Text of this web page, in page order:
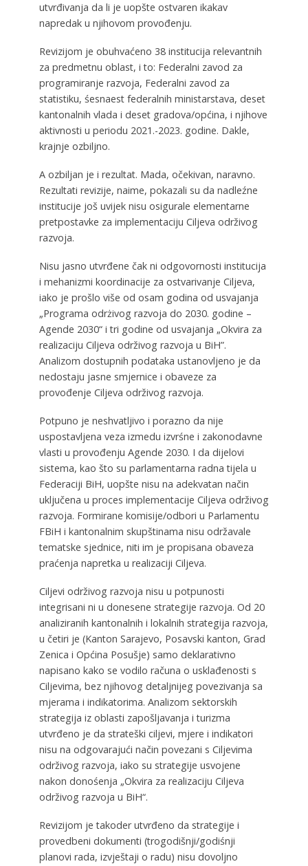
utvrđivanja da li je uopšte ostvaren ikakav
napredak u njihovom provođenju.
Revizijom je obuhvaćeno 38 institucija relevantnih
za predmetnu oblast, i to: Federalni zavod za
programiranje razvoja, Federalni zavod za
statistiku, śesnaest federalnih ministarstava, deset
kantonalnih vlada i deset gradova/općina, i njihove
aktivnosti u periodu 2021.-2023. godine. Dakle,
krajnje ozbiljno.
A ozbiljan je i rezultat. Mada, očekivan, naravno.
Rezultati revizije, naime, pokazali su da nadleźne
institucije još uvijek nisu osigurale elementarne
pretpostavke za implementaciju Ciljeva održivog
razvoja.
Nisu jasno utvrđene čak ni odgovornosti institucija
i mehanizmi koordinacije za ostvarivanje Ciljeva,
iako je prošlo više od osam godina od usvajanja
„Programa odrżivog razvoja do 2030. godine –
Agende 2030“ i tri godine od usvajanja „Okvira za
realizaciju Ciljeva održivog razvoja u BiH”.
Analizom dostupnih podataka ustanovljeno je da
nedostaju jasne smjernice i obaveze za
provođenje Ciljeva održivog razvoja.
Potpuno je neshvatljivo i porazno da nije
uspostavljena veza izmedu izvrśne i zakonodavne
vlasti u provođenju Agende 2030. I da dijelovi
sistema, kao što su parlamentarna radna tijela u
Federaciji BiH, uopšte nisu na adekvatan način
uključena u proces implementacije Ciljeva održivog
razvoja. Formirane komisije/odbori u Parlamentu
FBiH i kantonalnim skupštinama nisu održavale
tematske sjednice, niti im je propisana obaveza
praćenja napretka u realizaciji Ciljeva.
Ciljevi održivog razvoja nisu u potpunosti
integrisani ni u donesene strategije razvoja. Od 20
analiziranih kantonalnih i lokalnih strategija razvoja,
u četiri je (Kanton Sarajevo, Posavski kanton, Grad
Zenica i Općina Posušje) samo deklarativno
napisano kako se vodilo računa o usklađenosti s
Ciljevima, bez njihovog detaljnijeg povezivanja sa
mjerama i indikatorima. Analizom sektorskih
strategija iz oblasti zapošljavanja i turizma
utvrđeno je da strateški ciljevi, mjere i indikatori
nisu na odgovarajući način povezani s Ciljevima
održivog razvoja, iako su strategije usvojene
nakon donośenja „Okvira za realizaciju Ciljeva
održivog razvoja u BiH“.
Revizijom je takoder utvrđeno da strategije i
provedbeni dokumenti (trogodišnji/godiśnji
planovi rada, izvještaji o radu) nisu dovoljno